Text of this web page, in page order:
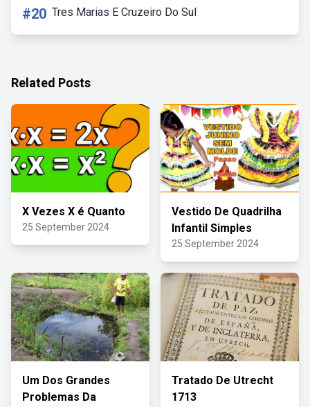
#20 Tres Marias E Cruzeiro Do Sul
Related Posts
X Vezes X é Quanto
25 September 2024
Vestido De Quadrilha
Infantil Simples
25 September 2024
Um Dos Grandes
Problemas Da
Tratado De Utrecht
1713